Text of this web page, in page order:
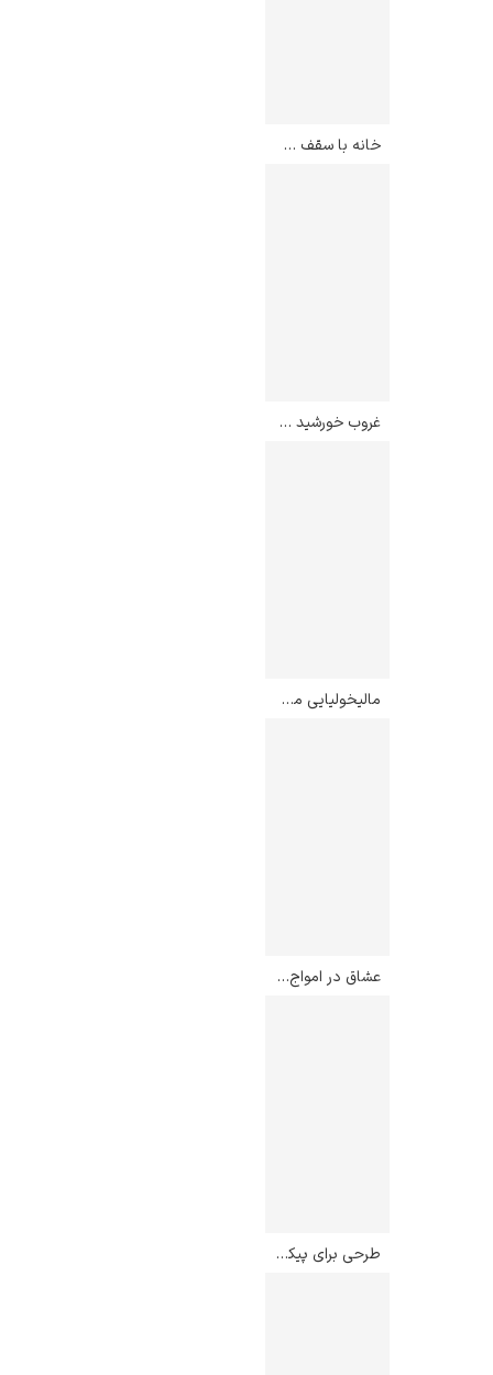
خانه با سقف شینگل – اگون شیله
غروب خورشید – اگون شیله
مالیخولیایی من در غروب – ادوارد مونک
عشاق در امواج – ادوارد مونک
طرحی برای پیکر نشسته – فرانسیس بیکن